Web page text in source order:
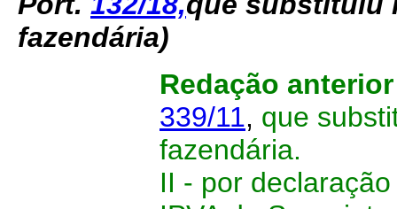
fazendária)
Redação
339/11, que
fazendária.
II - por